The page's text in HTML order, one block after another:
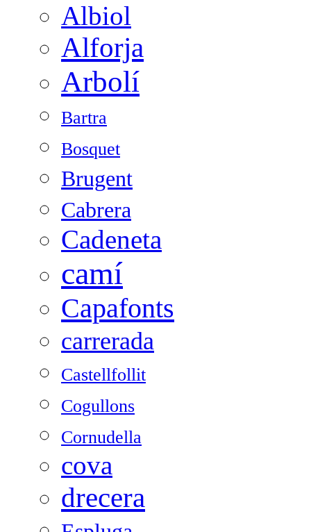
Albiol
Alforja
Arbolí
Bartra
Bosquet
Brugent
Cabrera
Cadeneta
camí
Capafonts
carrerada
Castellfollit
Cogullons
Cornudella
cova
drecera